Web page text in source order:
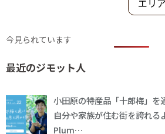
今見られています
最近のジモット人
小田原の特産品「十郎梅」を
自分や家族が住む街を誇れる
Plum…